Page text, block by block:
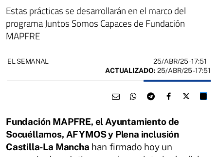
Estas prácticas se desarrollarán en el marco del
programa Juntos Somos Capaces de Fundación
MAPFRE
EL SEMANAL 25/ABR/25- 17:51
ACTUALIZADO: 25/ABR/25 - 17:51
Fundación MAPFRE, el Ayuntamiento de
Socuéllamos, AFYMOS y Plena inclusión
Castilla-La Mancha han firmado hoy un